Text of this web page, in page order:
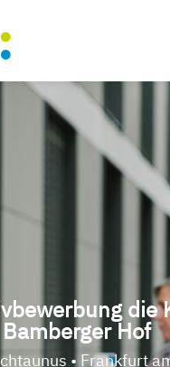
die
Bamberger Hof
• Frankfurt